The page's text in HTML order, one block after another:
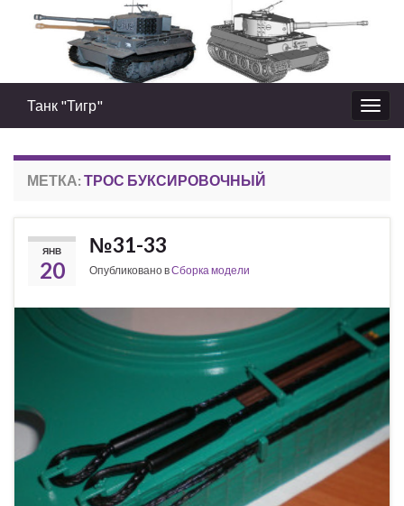
Вкл/
выкл
Танк "Тигр"
МЕТКА: ТРОС БУКСИРОВОЧНЫЙ
ЯНВ
20
№31-33
Опубликовано вСборка модели